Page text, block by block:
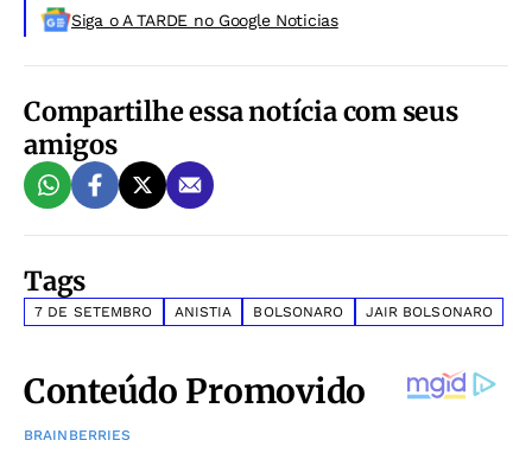
Siga o A TARDE no Google Noticias
Compartilhe essa notícia com seus
amigos
Tags
7 DE SETEMBRO ANISTIA BOLSONARO JAIR BOLSONARO